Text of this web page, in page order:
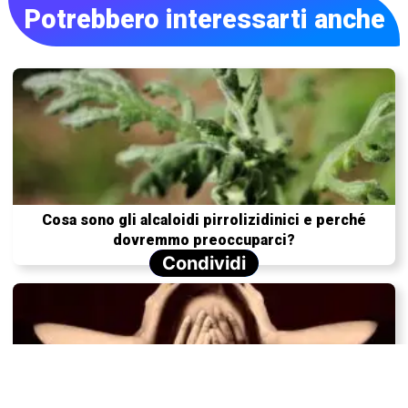
Potrebbero interessarti anche
Cosa sono gli alcaloidi pirrolizidinici e perché
dovremmo preoccuparci?
Condividi